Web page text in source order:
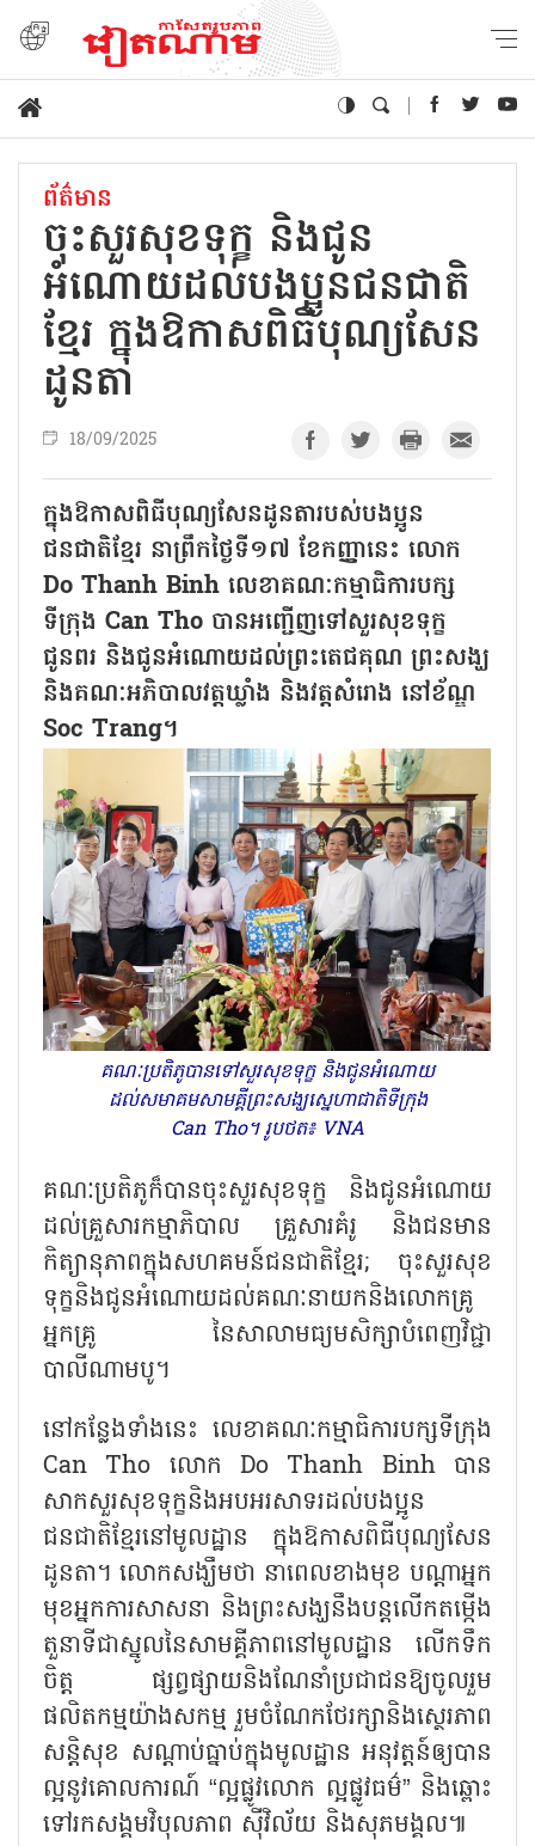
ព័ត៌មាន
ចុះសួរសុខទុក្ខ និងជូន
អំណោយដល់បងប្អូនជនជាតិ
ខ្មែរ ក្នុងឱកាសពិធីបុណ្យសែន
ដូនតា
18/09/2025
ក្នុងឱកាសពិធីបុណ្យសែនដូនតារបស់បងប្អូន
ជនជាតិខ្មែរ នាព្រឹកថ្ងៃទី១៧ ខែកញ្ញានេះ លោក
Do Thanh Binh លេខាគណៈកម្មាធិការបក្ស
ទីក្រុង Can Tho បានអញ្ជើញទៅសួរសុខទុក្ខ
ជូនពរ និងជូនអំណោយដល់ព្រះតេជគុណ ព្រះសង្ឃ
និងគណៈអភិបាលវត្តឃ្លាំង និងវត្តសំរោង នៅខ័ណ្ឌ
Soc Trang។
គណៈប្រតិភូបានទៅសួរសុខទុក្ខ និងជូនអំណោយ
ដល់សមាគមសាមគ្គីព្រះសង្ឃស្នេហាជាតិទីក្រុង
Can Tho។ រូបថត៖ VNA
គណៈប្រតិភូក៏បានចុះសួរសុខទុក្ខ និងជូនអំណោយ
ដល់គ្រួសារកម្មាភិបាល គ្រួសារគំរូ និងជនមាន
កិត្យានុភាពក្នុងសហគមន៍ជនជាតិខ្មែរ; ចុះសួរសុខ
ទុក្ខនិងជូនអំណោយដល់គណៈនាយកនិងលោកគ្រូ
អ្នកគ្រូ នៃសាលាមធ្យមសិក្សាបំពេញវិជ្ជា
បាលីណាមបូ។
នៅកន្លែងទាំងនេះ លេខាគណៈកម្មាធិការបក្សទីក្រុង
Can Tho លោក Do Thanh Binh បាន
សាកសួរសុខទុក្ខនិងអបអរសាទរដល់បងប្អូន
ជនជាតិខ្មែរនៅមូលដ្ឋាន ក្នុងឱកាសពិធីបុណ្យសែន
ដូនតា។ លោកសង្ឃឹមថា នាពេលខាងមុខ បណ្តាអ្នក
មុខអ្នកការសាសនា និងព្រះសង្ឃនឹងបន្តលើកតម្កើង
តួនាទីជាស្នូលនៃសាមគ្គីភាពនៅមូលដ្ឋាន លើកទឹក
ចិត្ត ផ្សព្វផ្សាយនិងណែនាំប្រជាជនឱ្យចូលរួម
ផលិតកម្មយ៉ាងសកម្ម រួមចំណែកថែរក្សានិងស្ថេរភាព
សន្តិសុខ សណ្តាប់ធ្នាប់ក្នុងមូលដ្ឋាន អនុវត្តន៍ឲ្យបាន
ល្អនូវគោលការណ៍ “ល្អផ្លូវលោក ល្អផ្លូវធម៌” និងឆ្ពោះ
ទៅរកសង្គមវិបុលភាព ស៊ីវិល័យ និងសុភមង្គល៕